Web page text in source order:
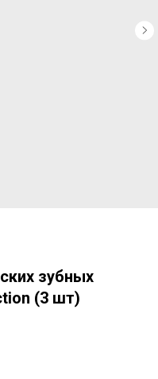
зубных
(3 шт)